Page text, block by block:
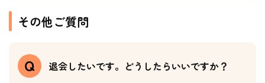
その他ご質問
退会したいです。どうしたらいいですか？